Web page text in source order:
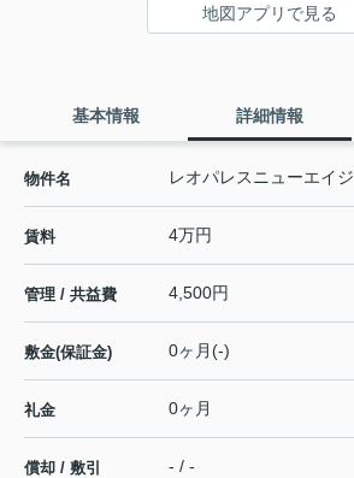
地図アプリで見る
基本情報 詳細情報
物件名 レオパレスニューエイジ
賃料 4万円
管理 / 共益費 4,500円
敷金(保証金) 0ヶ月(-)
礼金 0ヶ月
償却 / 敷引 - / -